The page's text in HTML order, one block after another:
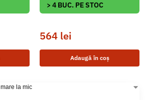
> 4 BUC. PE STOC
564 lei
Adaugă în coș